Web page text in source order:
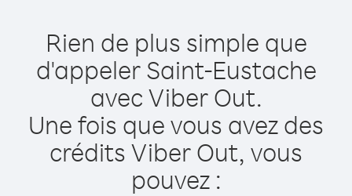
Rien de plus simple que
d'appeler Saint-Eustache
avec Viber Out.
Une fois que vous avez des
crédits Viber Out, vous
pouvez :